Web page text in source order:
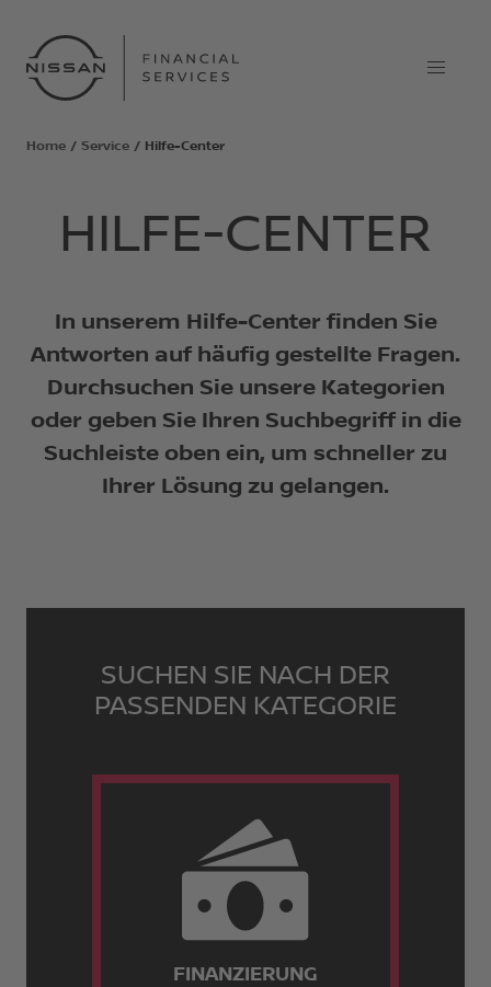
Home / Service / Hilfe-Center
HILFE-CENTER
In unserem Hilfe-Center finden Sie
Antworten auf häufig gestellte Fragen.
Durchsuchen Sie unsere Kategorien
oder geben Sie Ihren Suchbegriff in die
Suchleiste oben ein, um schneller zu
Ihrer Lösung zu gelangen.
SUCHEN SIE NACH DER
PASSENDEN KATEGORIE
FINANZIERUNG